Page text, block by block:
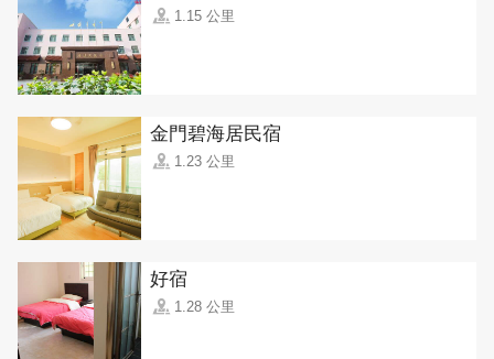
1.15 公里
金門碧海居民宿
1.23 公里
好宿
1.28 公里